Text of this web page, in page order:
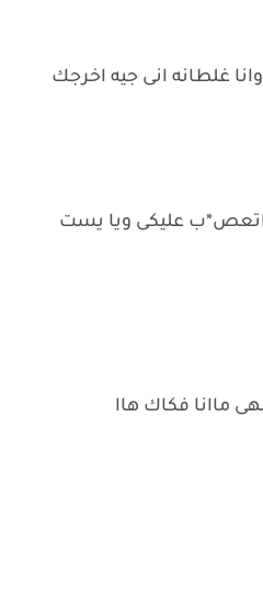
غلطانه انى جيه اخرجك
اتعص*ب عليكى ويا يست
ماانا فكاك هاا